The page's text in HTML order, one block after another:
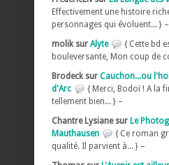
Effectivement une histoire
personnages qui évoluent... } –
molik sur Alyte
{ Cette bd
bouleversante, Mon coup de
Brodeck sur Cauchon...ou
d'Arc
{ Merci, Bodoï ! A la
tellement bien... } –
Chantre Lysiane sur Le
Mauthausen
{ Ce roman
qualité. Il parvient à... } –